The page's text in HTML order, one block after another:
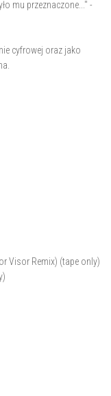
mu przeznaczone..." -
cyfrowej oraz jako
Visor Remix) (tape only)